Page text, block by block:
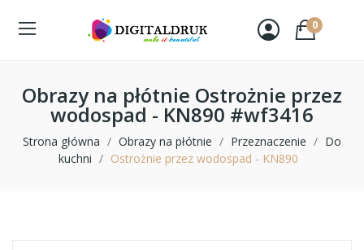
0
Obrazy na płótnie Ostrożnie przez
wodospad - KN890 #wf3416
Strona główna Obrazy na płótnie Przeznaczenie
Do
kuchni
Ostrożnie przez wodospad - KN890